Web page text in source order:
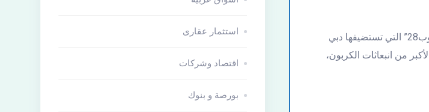
نُشرت الاستنتاجات قبيل مفاوضات الأمم المتحدة المرتبطة بالمناخ في إطار قمة “كوب28” التي تستضيفها دبي
من انبعاثات الكربون،
استثمار عقارى
اقتصاد وشركات
بورصة و بنوك